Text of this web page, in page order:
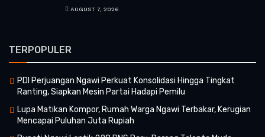
AUGUST 7, 2026
TERPOPULER
PDI Perjuangan Ngawi Perkuat Konsolidasi Hingga Tingkat
Ranting, Siapkan Mesin Partai Hadapi Pemilu
Lupa Matikan Kompor, Rumah Warga Ngawi Terbakar, Kerugian
Mencapai Puluhan Juta Rupiah